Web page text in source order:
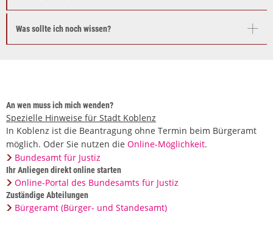
Was sollte ich noch wissen?
Ihr Anliegen direkt online starten
Online-Portal des Bundesamts für Justiz
An wen muss ich mich wenden?
Spezielle Hinweise für Stadt Koblenz
In Koblenz ist die Beantragung ohne Termin beim Bürgeramt
möglich. Oder Sie nutzen die Online-Möglichkeit.
Bundesamt für Justiz
Zuständige Abteilungen
Bürgeramt (Bürger- und Standesamt)